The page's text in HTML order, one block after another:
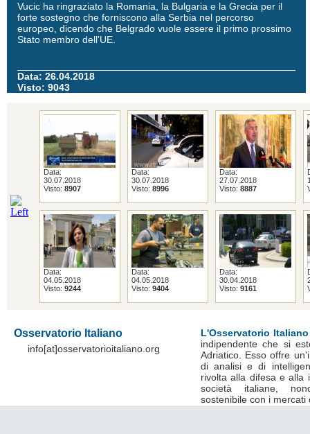
Vucic ha ringraziato la Romania, la Bulgaria e la Grecia per il
forte sostegno che forniscono alla Serbia nel percorso
europeo, dicendo che Belgrado vuole essere il primo prossimo
Stato membro dell'UE.
Data: 26.04.2018
Visto: 9043
Data:
30.07.2018
Visto: 8907
Data:
30.07.2018
Visto: 8996
Data:
27.07.2018
Visto: 8887
Data:
04.05.2018
Visto: 9244
Data:
04.05.2018
Visto: 9404
Data:
30.04.2018
Visto: 9161
Osservatorio Italiano
info[at]osservatorioitaliano.org
L'Osservatorio Italiano
indipendente che si
Adriatico. Esso offre
di analisi e di
rivolta alla difesa e alla
società italiane,
sostenibile con i mercati